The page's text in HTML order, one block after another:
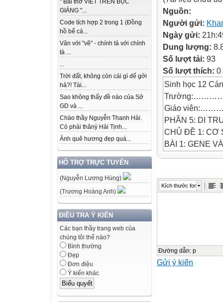
" Bài thơ VIẾT TRÊN BỤC
GIẢNG "...
Code tích hợp 2 trong 1 (Đồng
hồ bể cá...
Văn với "vẽ" - chính tả với chính
tà ...
...
Trời đất, không còn cái gì để gởi
hả?! Tài...
Sao không thấy đề nào của Sở
GD và ...
Chào thầy Nguyễn Thanh Hải.
Có phải thânỳ Hải Tịnh...
Ảnh quê hương đẹp quá...
HỖ TRỢ TRỰC TUYẾN
(Nguyễn Lương Hùng)
(Trương Hoàng Anh)
ĐIỀU TRA Ý KIẾN
Các bạn thầy trang web của
chúng tôi thế nào?
Bình thường
Đẹp
Đơn điệu
Ý kiến khác
Nguồn:
Người gửi:
Ngày gửi:
Dung lượng:
Số lượt tải: 93
Số lượt thích: 0
Sinh học 12
Giáo
PHẦN 5: DI
CHỦ ĐỀ 1: CƠ
BÀI 1: GENE
Sau bài học
-
-
Kích thước font
Đường dẫn: p
Gửi ý kiến